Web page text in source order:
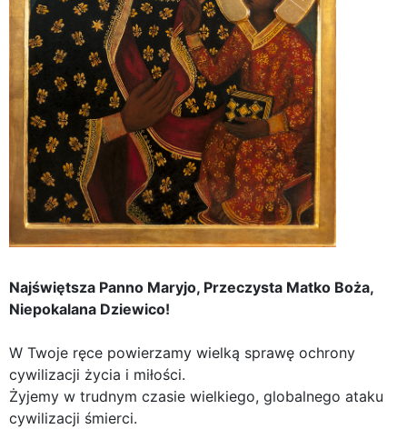
Najświętsza Panno Maryjo, Przeczysta Matko Boża,
Niepokalana Dziewico!
W Twoje ręce powierzamy wielką sprawę ochrony
cywilizacji życia i miłości.
Żyjemy w trudnym czasie wielkiego, globalnego ataku
cywilizacji śmierci.